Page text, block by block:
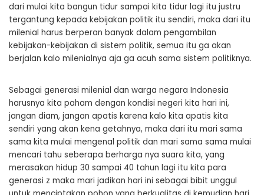
dari mulai kita bangun tidur sampai kita tidur lagi itu justru
tergantung kepada kebijakan politik itu sendiri, maka dari itu
milenial harus berperan banyak dalam pengambilan
kebijakan-kebijakan di sistem politik, semua itu ga akan
berjalan kalo milenialnya aja ga acuh sama sistem politiknya.
Sebagai generasi milenial dan warga negara Indonesia
harusnya kita paham dengan kondisi negeri kita hari ini,
jangan diam, jangan apatis karena kalo kita apatis kita
sendiri yang akan kena getahnya, maka dari itu mari sama
sama kita mulai mengenal politik dan mari sama sama mulai
mencari tahu seberapa berharga nya suara kita, yang
merasakan hidup 30 sampai 40 tahun lagi itu kita para
generasi z maka mari jadikan hari ini sebagai bibit unggul